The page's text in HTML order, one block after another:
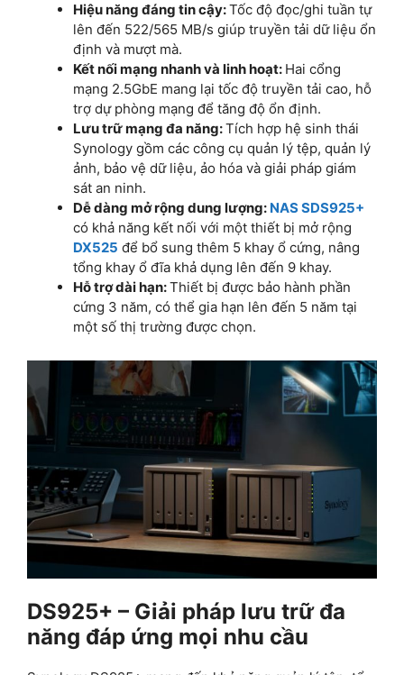
Hiệu năng đáng tin cậy:Tốc độ đọc/ghi tuần tự
lên đến 522/565 MB/s giúp truyền tải dữ liệu ổn
định và mượt mà.
Kết nối mạng nhanh và linh hoạt: Hai cổng
mạng 2.5GbE mang lại tốc độ truyền tải cao, hỗ
trợ dự phòng mạng để tăng độ ổn định.
Lưu trữ mạng đa năng:Tích hợp hệ sinh thái
Synology gồm các công cụ quản lý tệp, quản lý
ảnh, bảo vệ dữ liệu, ảo hóa và giải pháp giám
sát an ninh.
Dễ dàng mở rộng dung lượng: NAS SDS925+
có khả năng kết nối với một thiết bị mở rộng
DX525 để bổ sung thêm 5 khay ổ cứng, nâng
tổng khay ổ đĩa khả dụng lên đến 9 khay.
Hỗ trợ dài hạn:Thiết bị được bảo hành phần
cứng 3 năm, có thể gia hạn lên đến 5 năm tại
một số thị trường được chọn.
DS925+ – Giải pháp lưu trữ đa
năng đáp ứng mọi nhu cầu